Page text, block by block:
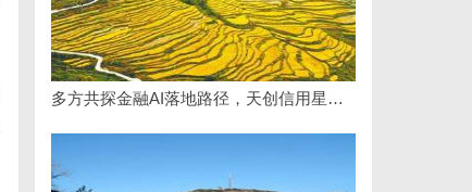
多方共探金融AI落地路径，天创信用星图AI助力产业金融智能升级